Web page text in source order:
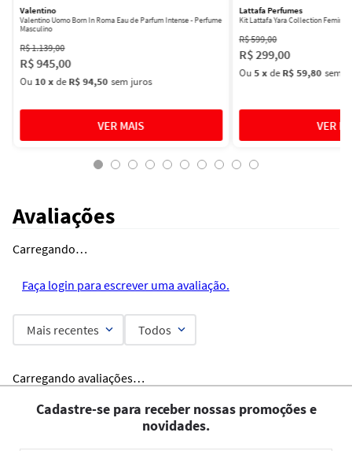
Valentino
Valentino Uomo Born In Roma Eau de Parfum Intense - Perfume
Masculino
R$1.139,00
R$945,00
Ou 10xdeR$ 94,50 sem juros
Lattafa Perfumes
Kit Lattafa Yara Collection
R$599,00
R$299,00
Ou5xdeR$ 59,80 sem
Avaliações
Carregando…
Faça login para escrever uma avaliação.
Mais recentes Todos
Carregando avaliações…
Cadastre-se para receber nossas promoções e
novidades.